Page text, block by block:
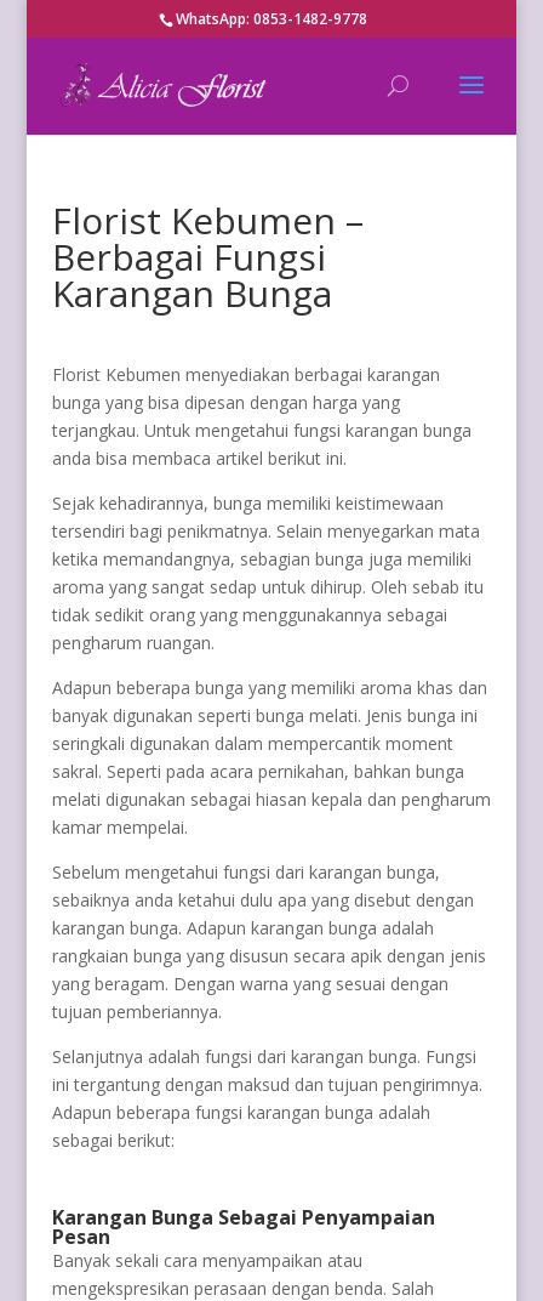
WhatsApp: 0853-1482-9778
Florist Kebumen –
Berbagai Fungsi
Karangan Bunga
Florist Kebumen menyediakan berbagai karangan
bunga yang bisa dipesan dengan harga yang
terjangkau. Untuk mengetahui fungsi karangan bunga
anda bisa membaca artikel berikut ini.
Sejak kehadirannya, bunga memiliki keistimewaan
tersendiri bagi penikmatnya. Selain menyegarkan mata
ketika memandangnya, sebagian bunga juga memiliki
aroma yang sangat sedap untuk dihirup. Oleh sebab itu
tidak sedikit orang yang menggunakannya sebagai
pengharum ruangan.
Adapun beberapa bunga yang memiliki aroma khas dan
banyak digunakan seperti bunga melati. Jenis bunga ini
seringkali digunakan dalam mempercantik moment
sakral. Seperti pada acara pernikahan, bahkan bunga
melati digunakan sebagai hiasan kepala dan pengharum
kamar mempelai.
Sebelum mengetahui fungsi dari karangan bunga,
sebaiknya anda ketahui dulu apa yang disebut dengan
karangan bunga. Adapun karangan bunga adalah
rangkaian bunga yang disusun secara apik dengan jenis
yang beragam. Dengan warna yang sesuai dengan
tujuan pemberiannya.
Selanjutnya adalah fungsi dari karangan bunga. Fungsi
ini tergantung dengan maksud dan tujuan pengirimnya.
Adapun beberapa fungsi karangan bunga adalah
sebagai berikut:
Karangan Bunga Sebagai Penyampaian
Pesan
Banyak sekali cara menyampaikan atau
mengekspresikan perasaan dengan benda. Salah